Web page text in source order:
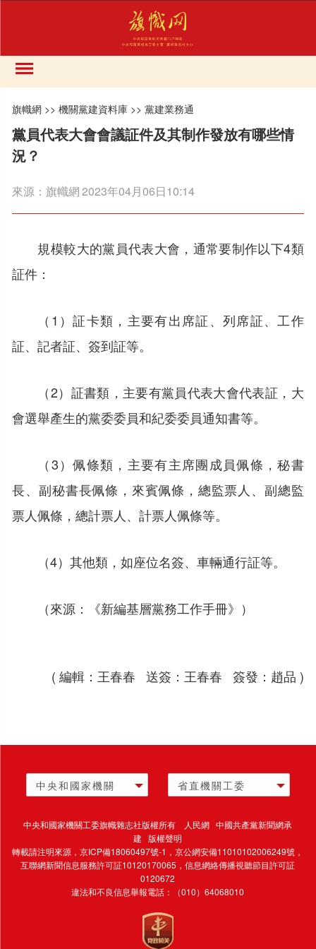
旗幟網 >>機關黨建資料庫 >>黨建業務通
黨員代表大會會議証件及其制作發放有哪些情
況？
來源：旗幟網2023年04月06日10:14
規模較大的黨員代表大會，通常要制作以下4類
証件：
（1）証卡類，主要有出席証、列席証、工作
証、記者証、簽到証等。
（2）証書類，主要有黨員代表大會代表証，大
會選舉產生的黨委委員和紀委委員通知書等。
（3）佩條類，主要有主席團成員佩條，秘書
長、副秘書長佩條，來賓佩條，總監票人、副總監
票人佩條，總計票人、計票人佩條等。
（4）其他類，如座位名簽、車輛通行証等。
（來源：《新編基層黨務工作手冊》）
( 編輯：王春春 送簽：王春春 簽發：趙品 )
中央和國家機關 省直機關工委
中央和國家機關工委旗幟雜志社版權所有 人民網 中國共產黨新聞網承
建 版權聲明
轉載請注明來源，京ICP備18060497號-1 ，京公網安備11010102006249號，
互聯網新聞信息服務許可証10120170065，信息網絡傳播視聽節目許可証
0120672
違法和不良信息舉報電話：（010）64068010